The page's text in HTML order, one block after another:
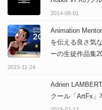
2014-08-01
Animation
を伝える良さ気
ーの生徒作品集
2015-11-24
Adrien
クール「ArtFx」